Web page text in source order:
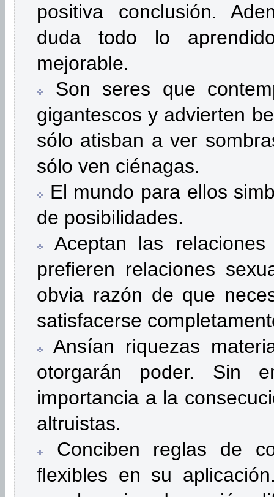
positiva conclusión.
duda todo lo
mejorable.
Son seres que
gigantescos y advierten
sólo atisban a ver
sólo ven ciénagas.
El mundo para ellos
de posibilidades.
Aceptan las
prefieren relaciones
obvia razón de que
satisfacerse
Ansían riquezas
otorgarán poder. Sin
importancia a la
altruistas.
Conciben reglas de
flexibles en su